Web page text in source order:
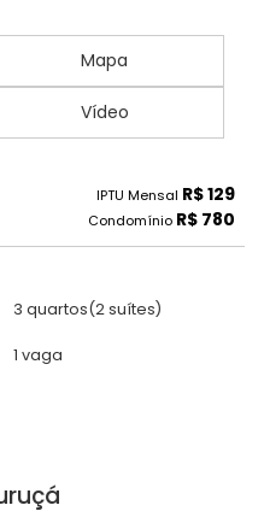
Mapa
Vídeo
IPTU Mensal R$ 129
Condomínio R$ 780
3 quartos(2 suítes)
1 vaga